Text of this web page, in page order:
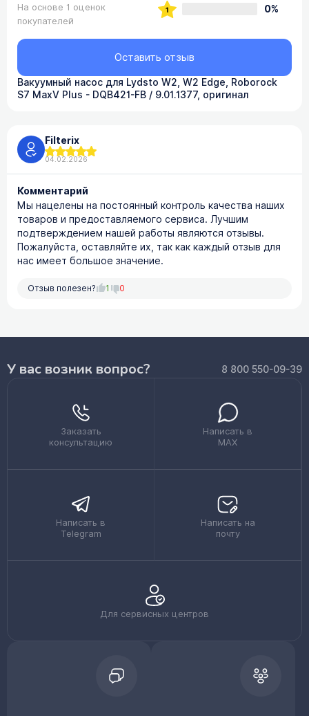
На основе 1 оценок
покупателей
0%
Вакуумный насос для Lydsto W2, W2 Edge, Roborock
S7 MaxV Plus - DQB421-FB / 9.01.1377, оригинал
Оставить отзыв
Filterix
04.02.2026
Комментарий
Мы нацелены на постоянный контроль качества наших
товаров и предоставляемого сервиса. Лучшим
подтверждением нашей работы являются отзывы.
Пожалуйста, оставляйте их, так как каждый отзыв для
нас имеет большое значение.
Отзыв полезен? 1 0
У вас возник вопрос? 8 800 550-09-39
Заказать
консультацию
Написать в
MAX
Написать в
Telegram
Написать на
почту
Для сервисных центров